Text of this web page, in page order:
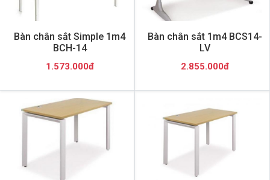
Bàn chân sắt Simple 1m4
BCH-14
1.573.000đ
Bàn chân sắt 1m4 BCS14-
LV
2.855.000đ